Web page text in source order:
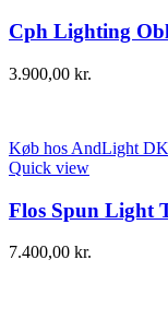
Cph Lighting
3.900,00 kr.
Køb hos AndLight DK
Quick view
Flos Spun Light
7.400,00 kr.